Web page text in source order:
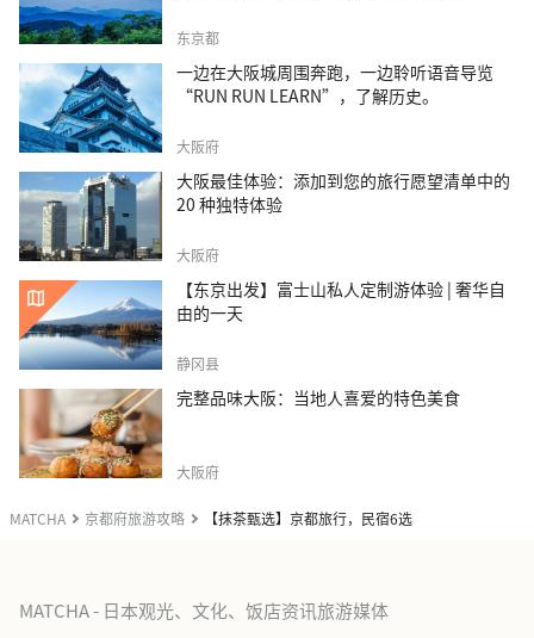
MATCHA 京都府旅游攻略 【抹茶甄选】京都旅行，民宿6选
东京都
一边在大阪城周围奔跑，一边聆听语音导览
“RUN RUN LEARN”，了解历史。
大阪府
大阪最佳体验：添加到您的旅行愿望清单中的
20 种独特体验
大阪府
【东京出发】富士山私人定制游体验 | 奢华自
由的一天
静冈县
完整品味大阪：当地人喜爱的特色美食
大阪府
MATCHA - 日本观光、文化、饭店资讯旅游媒体